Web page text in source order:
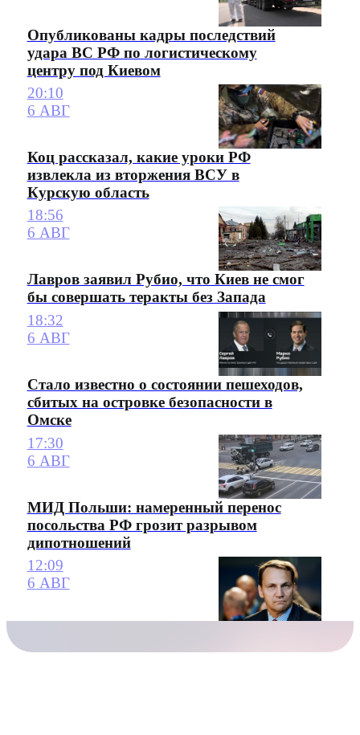
Опубликованы кадры последствий
удара ВС РФ по логистическому
центру под Киевом
20:10
6 АВГ
Коц рассказал, какие уроки РФ
извлекла из вторжения ВСУ в
Курскую область
18:56
6 АВГ
Лавров заявил Рубио, что Киев не смог
бы совершать теракты без Запада
18:32
6 АВГ
Стало известно о состоянии пешеходов,
сбитых на островке безопасности в
Омске
17:30
6 АВГ
МИД Польши: намеренный перенос
посольства РФ грозит разрывом
дипотношений
12:09
6 АВГ